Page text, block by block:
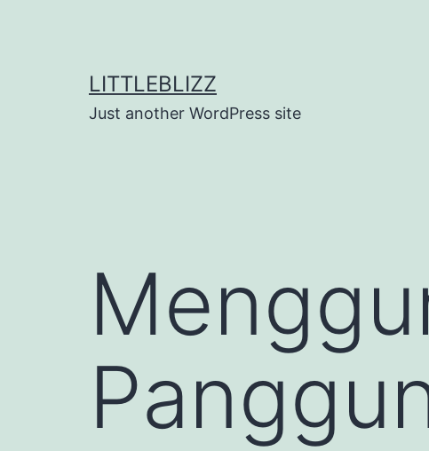
LITTLEBLIZZ
Just another WordPress site